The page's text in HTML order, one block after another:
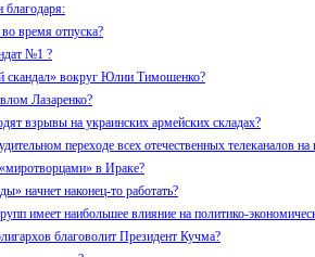
время отпуска?
№1 ?
скандал» вокруг Юлии Тимошенко?
Лазаренко?
взрывы на украинских армейских складах?
переходе всех отечественных телеканалов
в Ираке?
начнет наконец-то работать?
имеет наибольшее влияние на политико-
благоволит Президент Кучма?